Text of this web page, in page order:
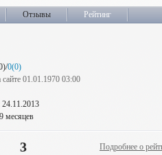
Отзывы Рейтинг
0(0)
01.01.1970 03:00
24.11.2013
месяцев
3 Подробнее о